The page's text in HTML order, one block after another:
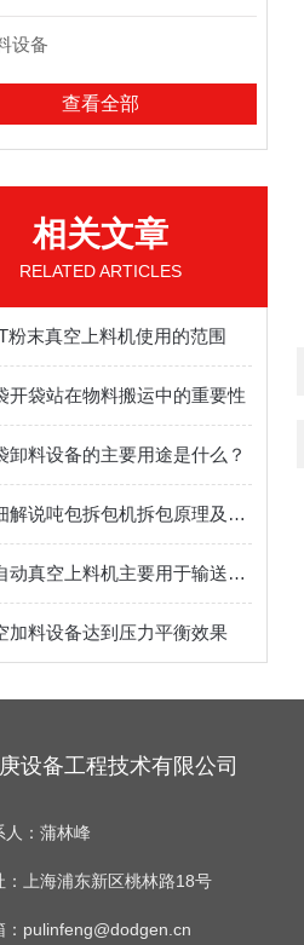
设备
查看全部
相关文章
RELATED ARTICLES
粉末真空上料机使用的范围
开袋站在物料搬运中的重要性
卸料设备的主要用途是什么？
详细解说吨包拆包机拆包原理及工作过程
全自动真空上料机主要用于输送粉末和颗粒状的物料
加料设备达到压力平衡效果
设备工程技术有限公司
人：蒲林峰
：上海浦东新区桃林路18号
：pulinfeng@dodgen.cn